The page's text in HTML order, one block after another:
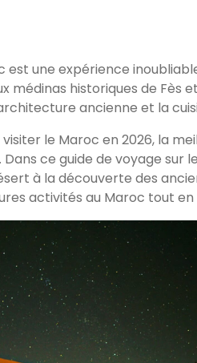
est une expérience
médinas historiques de Fès
ancienne et la
visiter le Maroc en 2026, la
ce guide de voyage sur
à la découverte des
activités au Maroc tout